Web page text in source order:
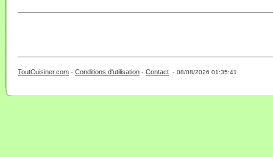
ToutCuisiner.com - Conditions d'utilisation - Contact - 08/08/2026 01:35:41